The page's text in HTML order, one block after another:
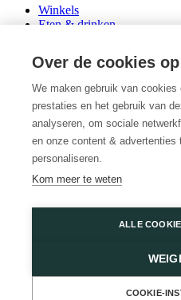
Winkels
Eten & drinken
Schenk een cadeaubon
Over ons
Wini’s
Plattegrond
Diensten
Promoties
Huur een winkel
Veelgestelde vragen
Wijnegem Shopping Center
Contacteer ons
Over de cookies
We maken gebruik van
prestaties en het gebruik van
analyseren, om sociale
en onze content & advertenties
personaliseren.
Kom meer te weten
ALLE
COOKIE-